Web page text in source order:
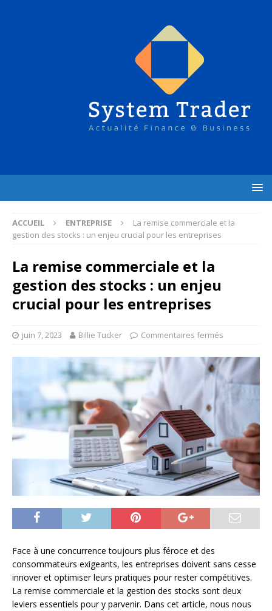
ACCUEIL ENTREPRISE
La remise commerciale et la
gestion des stocks : un enjeu crucial pour les entreprises
La remise commerciale et la
gestion des stocks : un enjeu
crucial pour les entreprises
juin 7, 2023 Billie Tucker Commentaires fermés
Face à une concurrence toujours plus féroce et des
consommateurs exigeants, les entreprises doivent sans cesse
innover et optimiser leurs pratiques pour rester compétitives.
La remise commerciale et la gestion des stocks sont deux
leviers essentiels pour y parvenir. Dans cet article, nous nous